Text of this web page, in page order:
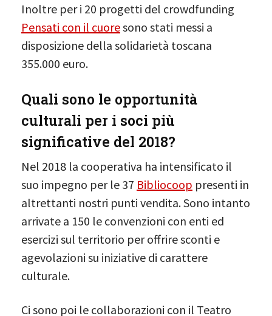
Inoltre per i 20 progetti del crowdfunding
Pensati con il cuoresono stati messi a
disposizione della solidarietà toscana
355.000 euro.
Quali sono le opportunità
culturali per i soci più
significative del 2018?
Nel 2018 la cooperativa ha intensificato il
suo impegno per le 37 Bibliocoop presenti in
altrettanti nostri punti vendita. Sono intanto
arrivate a 150 le convenzioni con enti ed
esercizi sul territorio per offrire sconti e
agevolazioni su iniziative di carattere
culturale.
Ci sono poi le collaborazioni con il Teatro